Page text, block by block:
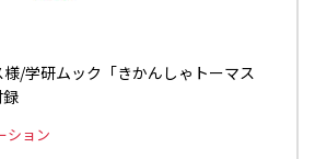
/学研ムック「きかんしゃトーマス
ション